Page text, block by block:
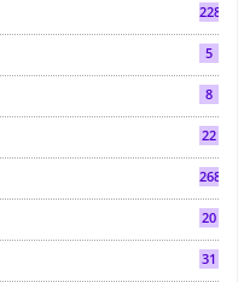
2286
5
8
22
268
20
31